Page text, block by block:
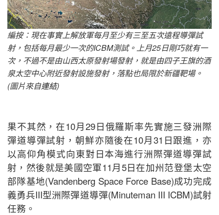
編按：現在事實上解放軍每月至少有三至五次遠程導彈試
射，包括每月最少一次的ICBM測試。上月25日剛巧就有一
次，不過不是由山西太原發射場發射，就是由四子王旗的酒
泉太空中心附近發射設施發射，落點也局限於新疆靶場。
(圖片來自連結)
果不其然，在10月29日俄羅斯率先實施三發洲際
彈道導彈試射，朝鮮亦隨後在10月31日跟進，亦
以高仰角模式向東對日本海進行洲際彈道導彈試
射，然後就是美國空軍11月5日在加州范登堡太空
部隊基地(Vandenberg Space Force Base)成功完成
義勇兵III型洲際彈道導彈(Minuteman III ICBM)試射
任務。